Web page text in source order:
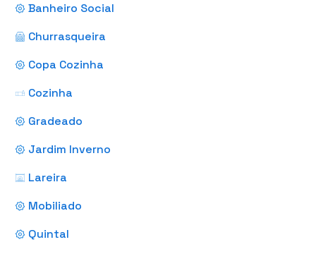
Banheiro Social
Churrasqueira
Copa Cozinha
Cozinha
Gradeado
Jardim Inverno
Lareira
Mobiliado
Quintal